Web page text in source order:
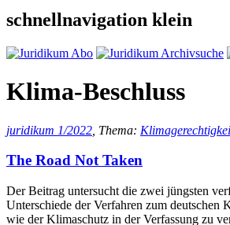
schnellnavigation klein
Klima-Beschluss
juridikum 1/2022 , Thema:
The Road Not Taken
Der Beitrag untersucht die zwei jüngsten
Unterschiede der Verfahren zum deutschen
wie der Klimaschutz in der Verfassung zu